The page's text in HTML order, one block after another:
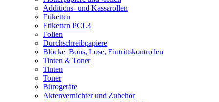
Additions- und Kassarollen
Etiketten
Etiketten PCL3
Folien
Durchschreibpapiere
Blöcke, Bons, Lose, Eintrittskontrollen
Tinten & Toner
Tinten
Toner
Bürogeräte
Aktenvernichter und Zubehör